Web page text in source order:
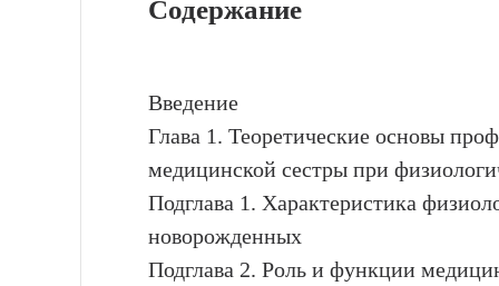
Содержание
Введение
Глава 1. Теоретические основы
медицинской сестры при
Подглава 1. Характеристика
новорожденных
Подглава 2. Роль и функции